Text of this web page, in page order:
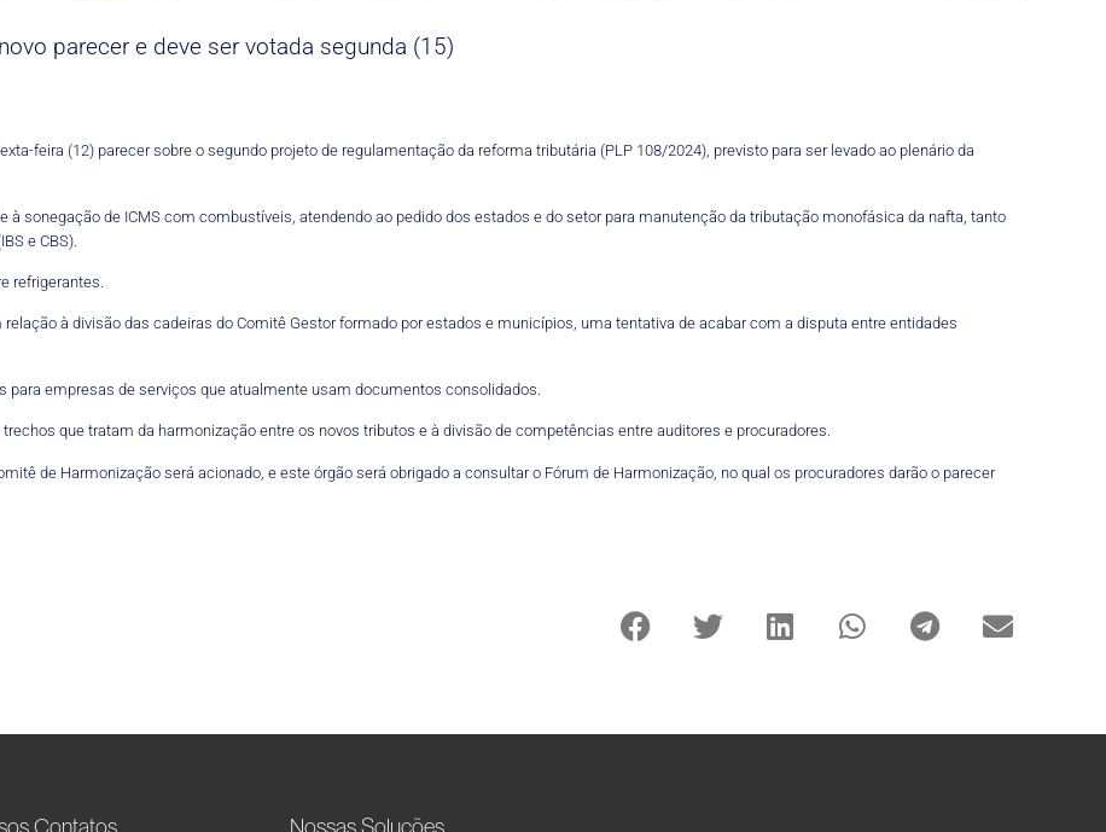
parecer e deve ser votada segunda (15)
feira (12) parecer sobre o segundo projeto de regulamentação da reforma tributária (PLP 108/2024), previsto para ser levado ao plenário da
à sonegação de ICMS com combustíveis, atendendo ao pedido dos estados e do setor para manutenção da tributação monofásica da nafta, tanto
e CBS).
refrigerantes.
à divisão das cadeiras do Comitê Gestor formado por estados e municípios, uma tentativa de acabar com a disputa entre entidades
empresas de serviços que atualmente usam documentos consolidados.
que tratam da harmonização entre os novos tributos e à divisão de competências entre auditores e procuradores.
de Harmonização será acionado, e este órgão será obrigado a consultar o Fórum de Harmonização, no qual os procuradores darão o parecer
Contatos Nossas Soluções